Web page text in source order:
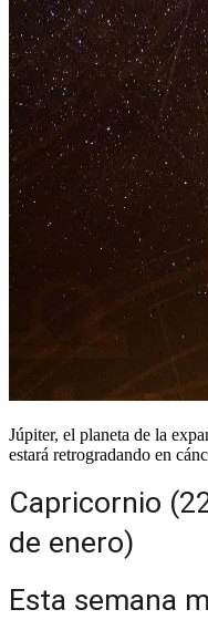
Júpiter, el planeta de la
estará retrogradando en
Capricornio
de enero)
Esta semana